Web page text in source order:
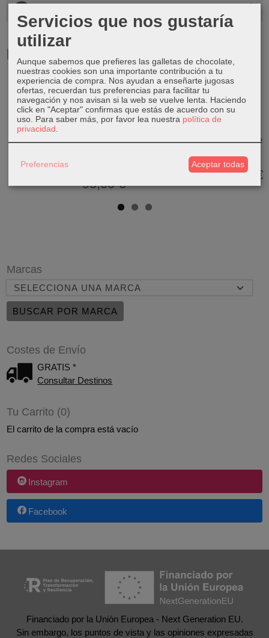
Marcas
Costes de Envío
GRATIS *
Consultar Destinos
Tu Carrito (0)
El carrito de la compra está vacío
Redes Sociales
Instagram
Facebook
Comentarios
Productos Relacionados
Seiko Prospex
Swatch New
95,00 €
Seiko 5 Sports
SSK003K1
520,00 €
Seiko Prospex
Lagoon...
560,00 €
Financiado por la Unión Europea - Next Generation EU.
Sin embargo, los puntos de vista y las opiniones expresadas
Servicios que nos gustaría
utilizar
Aunque sabemos que prefieres las galletas de chocolate,
nuestras cookies son una importante contribución a tu
experiencia de compra. Nos ayudan a enseñarte jugosas
ofertas, recuerdan tus preferencias para facilitar tu
navegación y nos avisan si la web se vuelve lenta. Haciendo
click en "Aceptar" confirmas que estás de acuerdo con su
uso. Para saber más, por favor lea nuestra política de
privacidad
Preferencias Aceptar todas